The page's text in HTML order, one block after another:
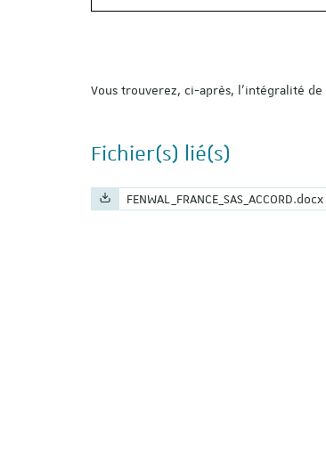
Vous trouverez, ci-après, l’intégralité de
Fichier(s) lié(s)
Nom du fichier :
FENWAL_FRANCE_SAS_ACCORD.docx